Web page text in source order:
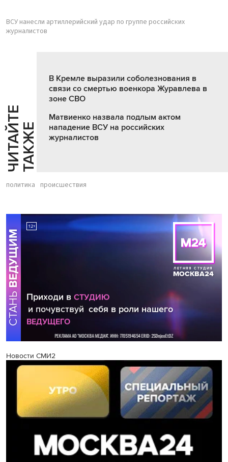
ВСУ нанесли артиллерийский удар по группе российских
журналистов
Ч
И
Т
АЙ
Т
Е
Т
А
К
ЖЕ
В Кремле выразили соболезнования в
связи со смертью военкора Журавлева в
зоне СВО
Матвиенко назвала подлым актом
нападение ВСУ на российских
журналистов
политика происшествия
Новости СМИ2